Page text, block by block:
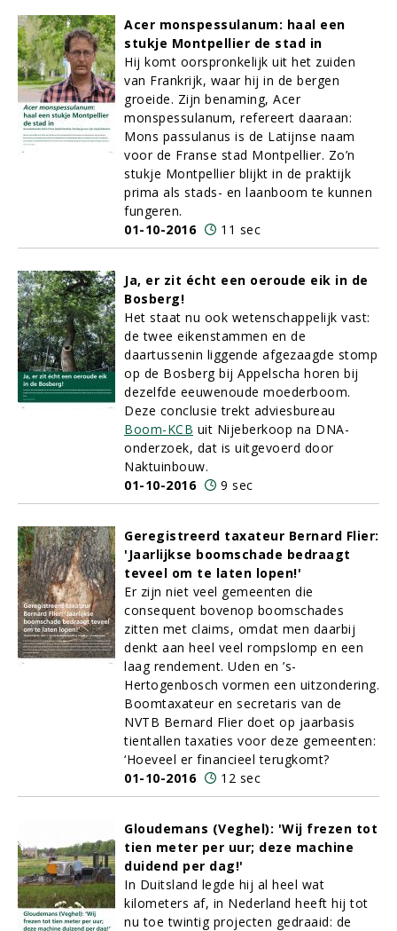
Acer monspessulanum: haal een
stukje Montpellier de stad in
Hij komt oorspronkelijk uit het zuiden
van Frankrijk, waar hij in de bergen
groeide. Zijn benaming, Acer
monspessulanum, refereert daaraan:
Mons passulanus is de Latijnse naam
voor de Franse stad Montpellier. Zo’n
stukje Montpellier blijkt in de praktijk
prima als stads- en laanboom te kunnen
fungeren.
01-10-2016
11 sec
Ja, er zit écht een oeroude eik in de
Bosberg!
Het staat nu ook wetenschappelijk vast:
de twee eikenstammen en de
daartussenin liggende afgezaagde stomp
op de Bosberg bij Appelscha horen bij
dezelfde eeuwenoude moederboom.
Deze conclusie trekt adviesbureau
Boom-KCB uit Nijeberkoop na DNA-
onderzoek, dat is uitgevoerd door
Naktuinbouw.
01-10-2016
9 sec
Geregistreerd taxateur Bernard Flier:
'Jaarlijkse boomschade bedraagt
teveel om te laten lopen!'
Er zijn niet veel gemeenten die
consequent bovenop boomschades
zitten met claims, omdat men daarbij
denkt aan heel veel rompslomp en een
laag rendement. Uden en ’s-
Hertogenbosch vormen een uitzondering.
Boomtaxateur en secretaris van de
NVTB Bernard Flier doet op jaarbasis
tientallen taxaties voor deze gemeenten:
‘Hoeveel er financieel terugkomt?
01-10-2016
12 sec
Gloudemans (Veghel): 'Wij frezen tot
tien meter per uur; deze machine
duidend per dag!'
In Duitsland legde hij al heel wat
kilometers af, in Nederland heeft hij tot
nu toe twintig projecten gedraaid: de